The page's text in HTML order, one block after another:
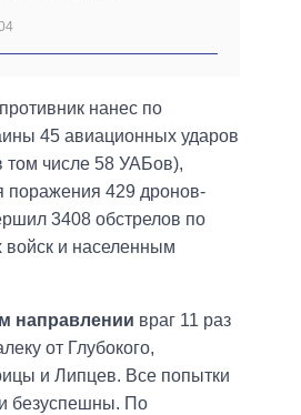
нанес по
45 авиационных ударов
том числе 58 УАБов),
поражения 429 дронов-
3408 обстрелов по
и населенным
направлении враг 11 раз
от Глубокого,
и Липцев. Все попытки
безуспешны. По